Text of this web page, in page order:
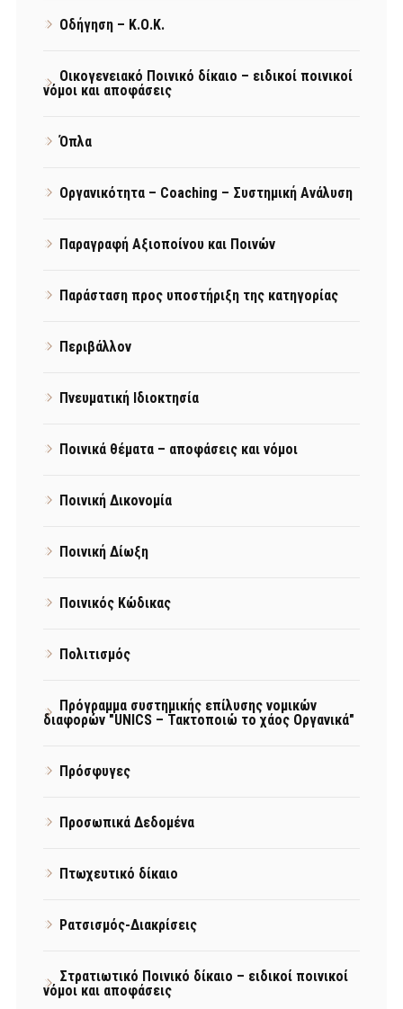
Οδήγηση – Κ.Ο.Κ.
Οικογενειακό Ποινικό δίκαιο – ειδικοί ποινικοί
νόμοι και αποφάσεις
Όπλα
Οργανικότητα – Coaching – Συστημική Ανάλυση
Παραγραφή Αξιοποίνου και Ποινών
Παράσταση προς υποστήριξη της κατηγορίας
Περιβάλλον
Πνευματική Ιδιοκτησία
Ποινικά θέματα – αποφάσεις και νόμοι
Ποινική Δικονομία
Ποινική Δίωξη
Ποινικός Κώδικας
Πολιτισμός
Πρόγραμμα συστημικής επίλυσης νομικών
διαφορών "UNICS – Τακτοποιώ το χάος Οργανικά"
Πρόσφυγες
Προσωπικά Δεδομένα
Πτωχευτικό δίκαιο
Ρατσισμός-Διακρίσεις
Στρατιωτικό Ποινικό δίκαιο – ειδικοί ποινικοί
νόμοι και αποφάσεις